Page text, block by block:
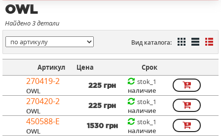
OWL
Найдено 3 детали
Вид каталога:
Артикул Цена Срок
270419-2
OWL
225 грн
stok_1
наличие
270420-2
OWL
225 грн
stok_1
наличие
450588-E
OWL
1530 грн
stok_1
наличие